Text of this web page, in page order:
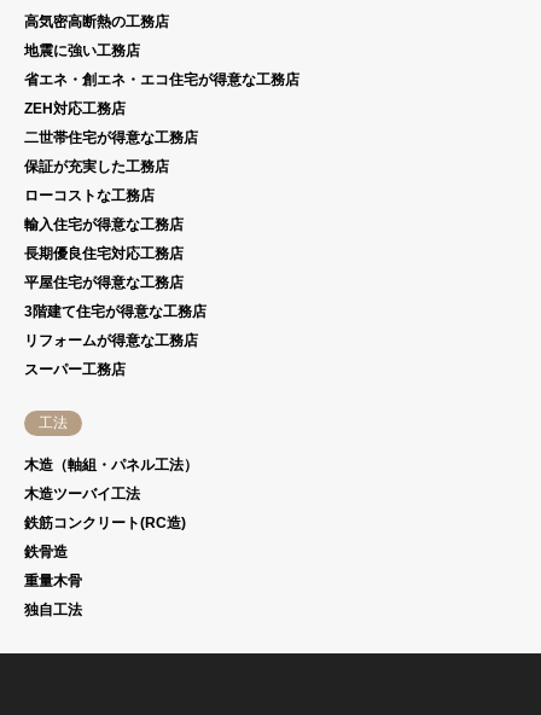
高気密高断熱の工務店
地震に強い工務店
省エネ・創エネ・エコ住宅が得意な工務店
ZEH対応工務店
二世帯住宅が得意な工務店
保証が充実した工務店
ローコストな工務店
輸入住宅が得意な工務店
長期優良住宅対応工務店
平屋住宅が得意な工務店
3階建て住宅が得意な工務店
リフォームが得意な工務店
スーパー工務店
工法
木造（軸組・パネル工法）
木造ツーバイ工法
鉄筋コンクリート(RC造)
鉄骨造
重量木骨
独自工法